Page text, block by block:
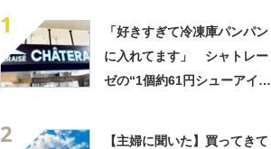
1
「好きすぎて冷凍庫パンパン
に入れてます」 シャトレー
ゼの“1個約61円シューアイ
2
【主婦に聞いた】買ってきて